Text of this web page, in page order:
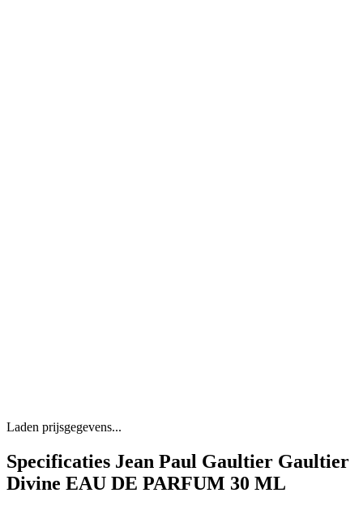
Laden prijsgegevens...
Specificaties Jean Paul Gaultier Gaultier
Divine EAU DE PARFUM 30 ML